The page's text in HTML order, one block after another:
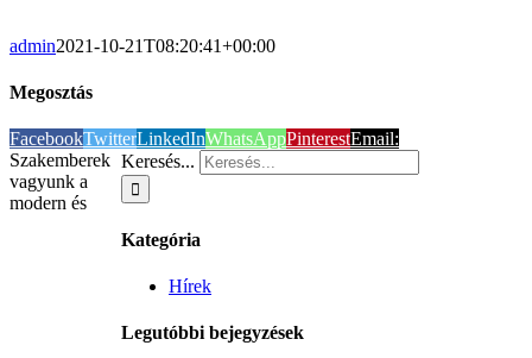
admin2021-10-21T08:20:41+00:00
Megosztás
FacebookTwitterLinkedInWhatsAppPinterestEmail:
Keresés...
Kategória
Hírek
Legutóbbi bejegyzések
Szakemberek
vagyunk a
modern és